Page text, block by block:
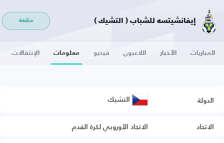
إيفانشيتسه للشباب ( التشيك ) متابعة
المباريات الأخبار اللاعبون فيديو معلومات الإنتقالات
الدولة التشيك
الاتحاد
الاتحاد الأوروبي لكرة القدم